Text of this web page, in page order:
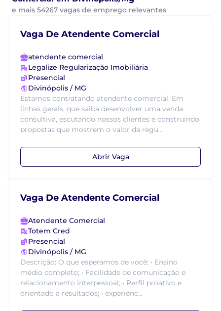
e mais 54267 vagas de emprego relevantes
Vaga De Atendente Comercial
atendente comercial
Legalize Regularização Imobiliária
Presencial
Divinópolis / MG
Estamos contratando atendente comercial. Em
linhas gerais, que saiba desenvolver uma venda
consultiva, escutando nossos clientes e construindo
propostas que mostrem o valor da regu...
Abrir Vaga
Vaga De Atendente Comercial
Atendente Comercial
Totem Cred
Presencial
Divinópolis / MG
Descrição: O que esperamos de você: • Ensino
médio completo; • Facilidade de comunicação e
relacionamento interpessoal; • Perfil proativo e
orientado a resultados; • experiênc...